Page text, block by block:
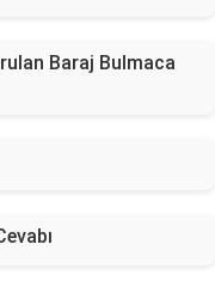
Baraj Bulmaca